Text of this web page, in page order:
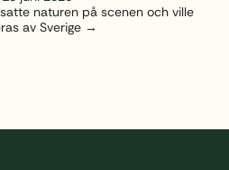
naturen på scenen och ville
av Sverige